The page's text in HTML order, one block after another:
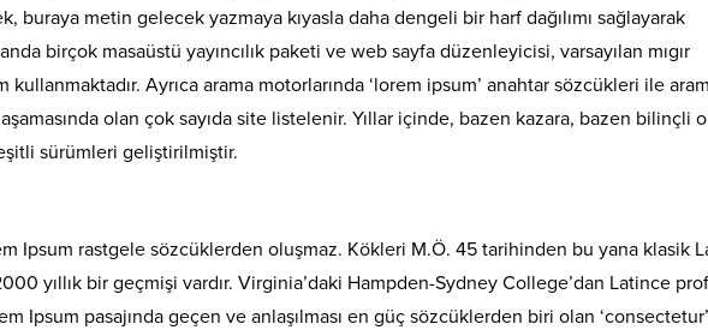
buraya metin gelecek yazmaya kıyasla daha dengeli bir harf dağılımı sağlayarak
birçok masaüstü yayıncılık paketi ve web sayfa düzenleyicisi, varsayılan mıgır
Ayrıca arama motorlarında ‘lorem ipsum’ anahtar sözcükleri ile
aşamasında olan çok sayıda site listelenir. Yıllar içinde, bazen kazara, bazen bilinçli
sürümleri geliştirilmiştir.
Ipsum rastgele sözcüklerden oluşmaz. Kökleri M.Ö. 45 tarihinden bu yana klasik
yıllık bir geçmişi vardır. Virginia’daki Hampden-Sydney College’dan Latince
Ipsum pasajında geçen ve anlaşılması en güç sözcüklerden biri olan ‘consectetur’